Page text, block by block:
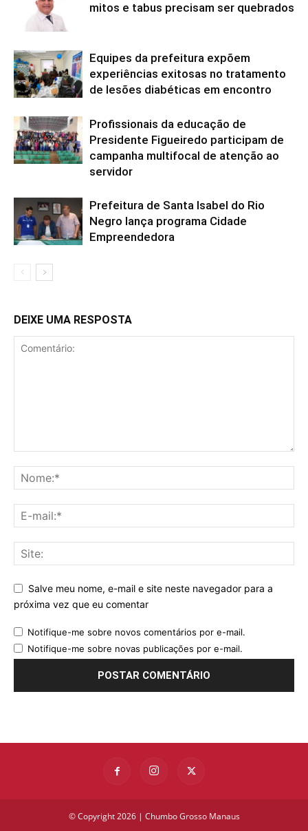
mitos e tabus precisam ser quebrados
Equipes da prefeitura expõem
experiências exitosas no tratamento
de lesões diabéticas em encontro
Profissionais da educação de
Presidente Figueiredo participam de
campanha multifocal de atenção ao
servidor
Prefeitura de Santa Isabel do Rio
Negro lança programa Cidade
Empreendedora
DEIXE UMA RESPOSTA
Salve meu nome, e-mail e site neste navegador para a
próxima vez que eu comentar
Notifique-me sobre novos comentários por e-mail.
Notifique-me sobre novas publicações por e-mail.
© Copyright 2026 | Chumbo Grosso Manaus